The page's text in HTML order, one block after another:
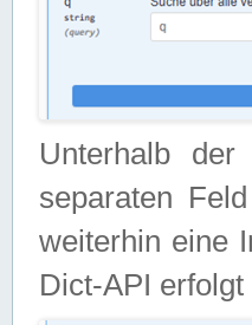
Unterhalb
separaten
weiterhin eine
Dict-API